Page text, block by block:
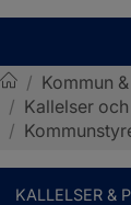
Sotenäs
/ Kommun
/ Kallelser
/
KALLELSER &